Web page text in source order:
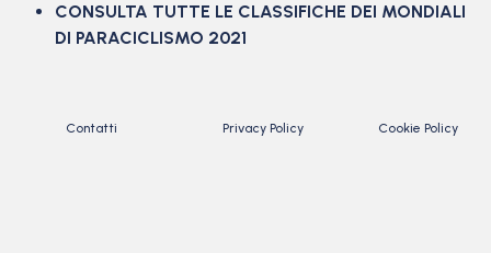
CONSULTA TUTTE LE CLASSIFICHE DEI MONDIALI
DI PARACICLISMO 2021
Contatti Privacy Policy Cookie Policy